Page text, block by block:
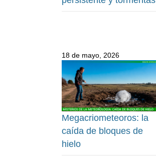
18 de mayo, 2026
Megacriometeoros: la
caída de bloques de
hielo